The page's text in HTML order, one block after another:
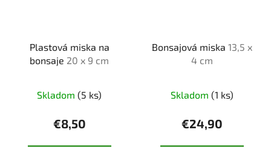
Plastová miska na
bonsaje 20 x 9 cm
Skladom (5 ks)
€8,50
Bonsajová miska 13,5 x
4 cm
Skladom (1 ks)
€24,90